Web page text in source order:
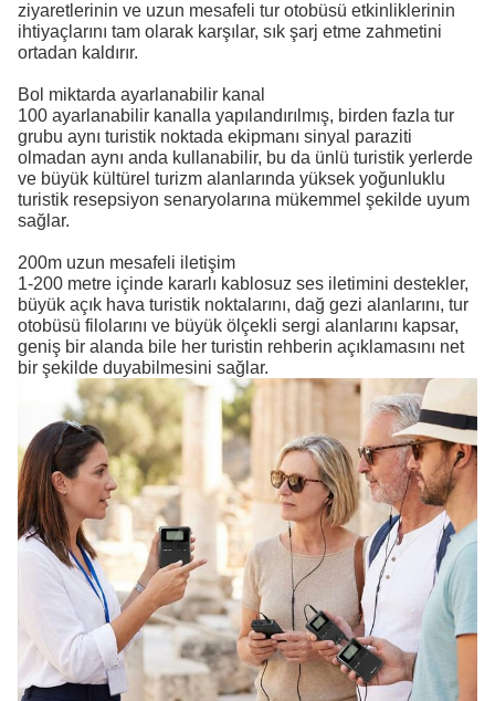
ziyaretlerinin ve uzun mesafeli tur otobüsü etkinliklerinin
ihtiyaçlarını tam olarak karşılar, sık şarj etme zahmetini
ortadan kaldırır.
Bol miktarda ayarlanabilir kanal
100 ayarlanabilir kanalla yapılandırılmış, birden fazla tur
grubu aynı turistik noktada ekipmanı sinyal paraziti
olmadan aynı anda kullanabilir, bu da ünlü turistik yerlerde
ve büyük kültürel turizm alanlarında yüksek yoğunluklu
turistik resepsiyon senaryolarına mükemmel şekilde uyum
sağlar.
200m uzun mesafeli iletişim
1-200 metre içinde kararlı kablosuz ses iletimini destekler,
büyük açık hava turistik noktalarını, dağ gezi alanlarını, tur
otobüsü filolarını ve büyük ölçekli sergi alanlarını kapsar,
geniş bir alanda bile her turistin rehberin açıklamasını net
bir şekilde duyabilmesini sağlar.